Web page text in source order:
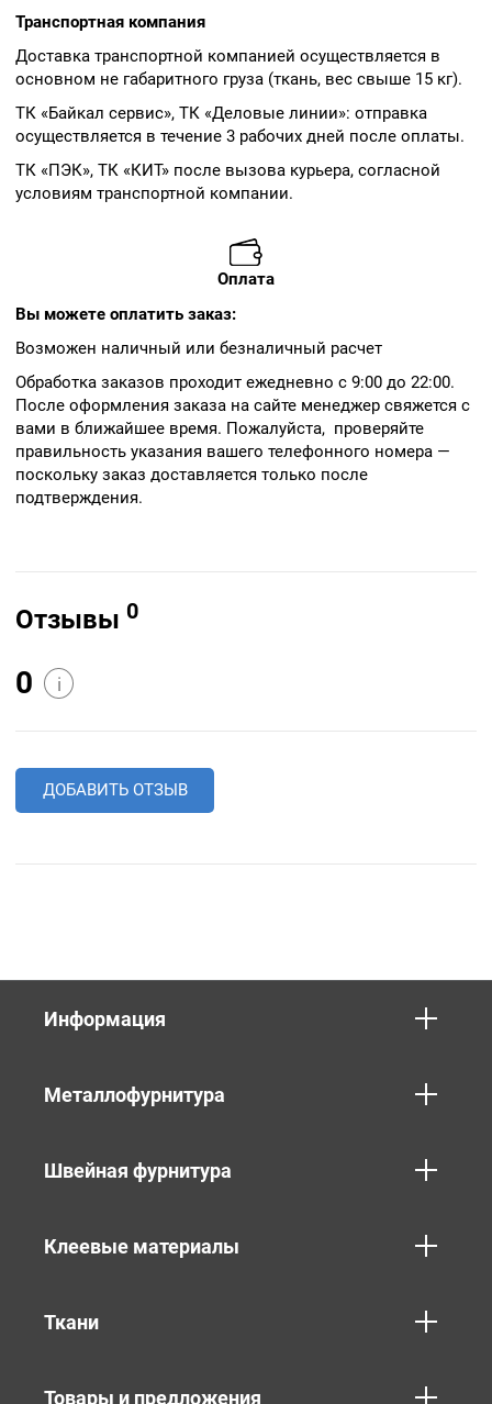
Транспортная компания
Доставка транспортной компанией осуществляется в
основном не габаритного груза (ткань, вес свыше 15 кг).
ТК «Байкал сервис», ТК «Деловые линии»: отправка
осуществляется в течение 3 рабочих дней после оплаты.
ТК «ПЭК», ТК «КИТ» после вызова курьера, согласной
условиям транспортной компании.
Оплата
Вы можете оплатить заказ:
Возможен наличный или безналичный расчет
Обработка заказов проходит ежедневно с 9:00 до 22:00.
После оформления заказа на сайте менеджер свяжется с
вами в ближайшее время. Пожалуйста, проверяйте
правильность указания вашего телефонного номера —
поскольку заказ доставляется только после
подтверждения.
Отзывы 0
0 i
ДОБАВИТЬ ОТЗЫВ
Информация
Металлофурнитура
Швейная фурнитура
Клеевые материалы
Ткани
Товары и предложения